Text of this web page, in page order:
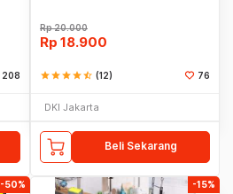
208
Rp20.000
Rp 18.900
starstarstarstarstar_half (12) 76
DKI Jakarta
Beli Sekarang
-50% -15%